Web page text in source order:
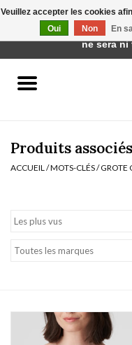
Réduction
Produits
ACCUEIL /MOTS-CLÉS/GROTE
Veuillez accepter les cookies
Oui
Non En
Cette boutique est en
ne sera ni